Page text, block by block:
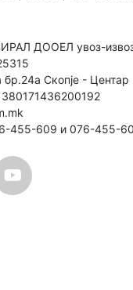
ДООЕЛ увоз-извоз
бр.24а Скопје - Центар
455-609 и 076-455-